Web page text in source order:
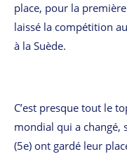
place, pour la
laissé la compétition
à la Suède.
C’est presque tout le
mondial qui a changé,
(5e) ont gardé leur